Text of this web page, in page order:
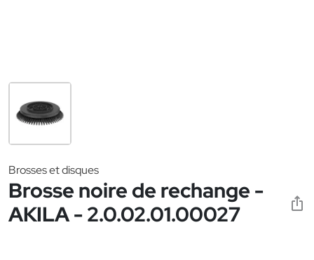
Brosses et disques
Brosse noire de rechange -
AKILA - 2.0.02.01.00027